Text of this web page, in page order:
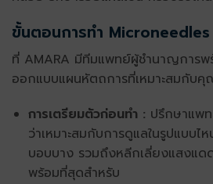
ขั้นตอนการทำ Microneedles
ที่ AMARA มีทีมแพทย์ผู้ชำนาญการพ
ออกแบบแผนหัตถการที่เหมาะสมกับ
การเตรียมตัวก่อนทำ : ปรึกษาแพ
ว่าเหมาะสมกับการดูแลในรูปแบบไ
บอบบาง รวมถึงหลีกเลี่ยงแสงแด
พร้อมที่สุดสำหรับ